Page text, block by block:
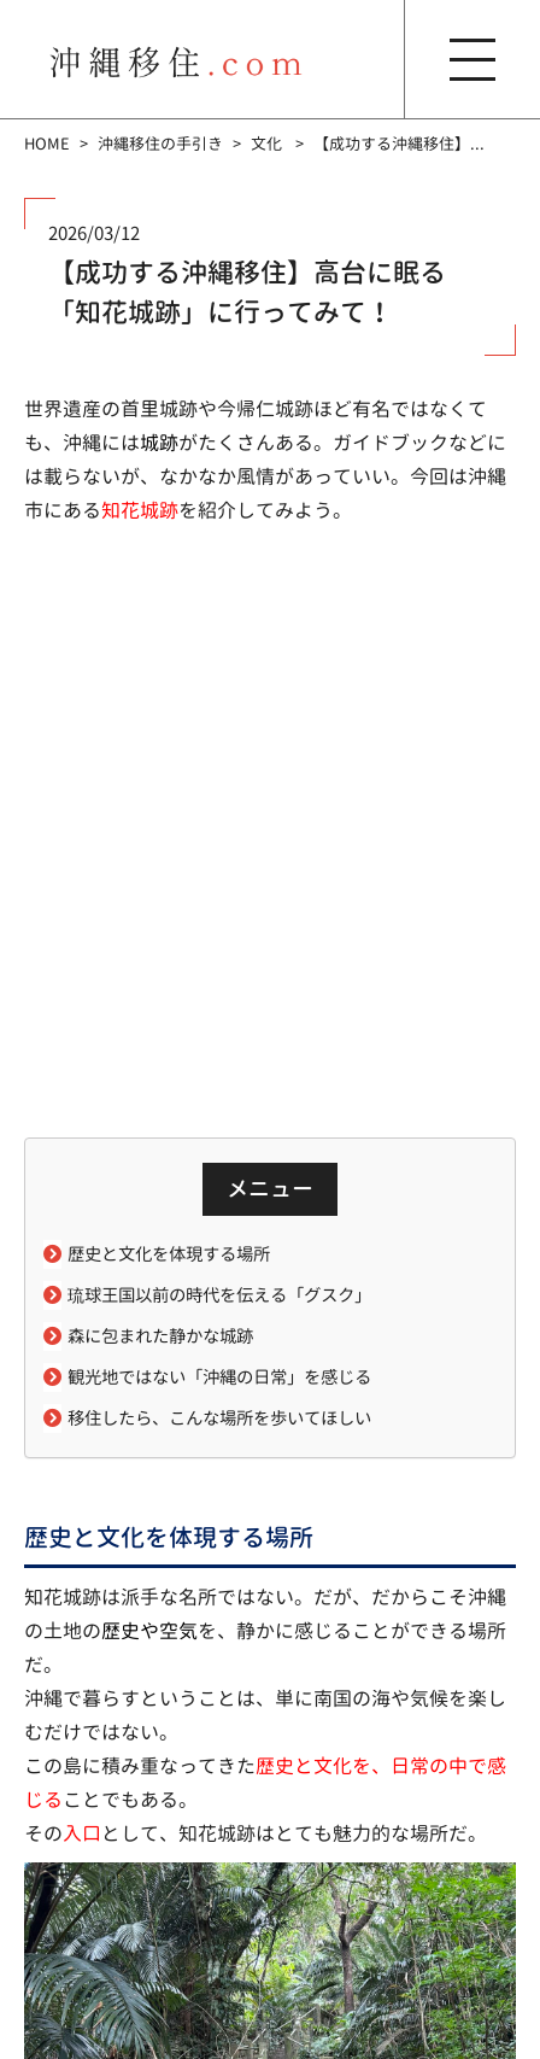
HOME 沖縄移住の手引き 文化 【成功する沖縄移住】...
2026/03/12
【成功する沖縄移住】高台に眠る
「知花城跡」に行ってみて！
世界遺産の首里城跡や今帰仁城跡ほど有名ではなくて
も、沖縄には城跡がたくさんある。ガイドブックなどに
は載らないが、なかなか風情があっていい。今回は沖縄
市にある知花城跡を紹介してみよう。
メニュー
歴史と文化を体現する場所
琉球王国以前の時代を伝える「グスク」
森に包まれた静かな城跡
観光地ではない「沖縄の日常」を感じる
移住したら、こんな場所を歩いてほしい
歴史と文化を体現する場所
知花城跡は派手な名所ではない。だが、だからこそ沖縄
の土地の歴史や空気を、静かに感じることができる場所
だ。
沖縄で暮らすということは、単に南国の海や気候を楽し
むだけではない。
この島に積み重なってきた歴史と文化を、日常の中で感
じることでもある。
その入口 として、知花城跡はとても魅力的な場所だ。